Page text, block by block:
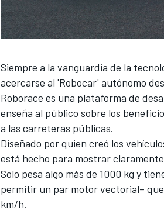
Siempre a la vanguardia de la
acercarse al 'Robocar' autónomo
Roborace es una plataforma de
enseña al público sobre los
a las carreteras públicas.
Diseñado por quien creó los
está hecho para mostrar
Solo pesa algo más de 1000 kg y
permitir un par motor vectorial–
km/h.